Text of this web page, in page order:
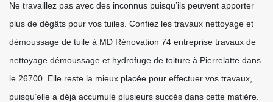
Ne travaillez pas avec des inconnus puisqu’ils peuvent apporter
plus de dégâts pour vos tuiles. Confiez les travaux nettoyage et
démoussage de tuile à MD Rénovation 74 entreprise travaux de
nettoyage démoussage et hydrofuge de toiture à Pierrelatte dans
le 26700. Elle reste la mieux placée pour effectuer vos travaux,
puisqu’elle a déjà accumulé plusieurs succès dans cette matière.